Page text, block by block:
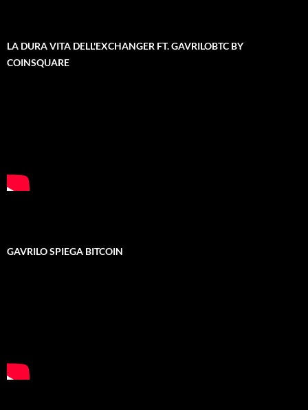
LA DURA VITA DELL'EXCHANGER FT. GAVRILOBTC BY
COINSQUARE
GAVRILO SPIEGA BITCOIN